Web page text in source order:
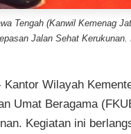
Tengah (Kanwil Kemenag
Jalan Sehat
Kantor Wilayah
Umat Beragama
Kegiatan ini